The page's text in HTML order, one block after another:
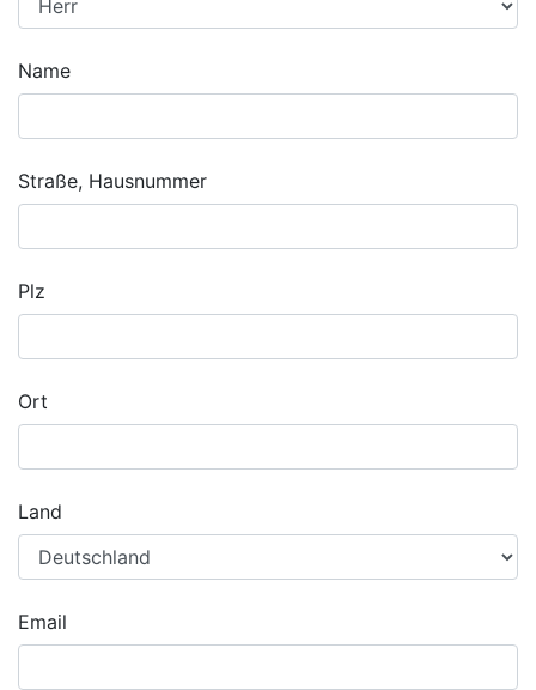
Name
Straße, Hausnummer
Plz
Ort
Land
Email